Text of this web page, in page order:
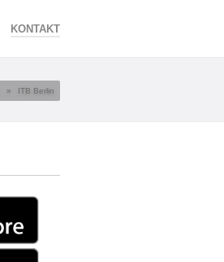
KONTAKT
» ITB Berlin